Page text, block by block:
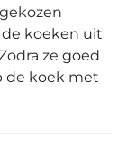
koeken uit
ze goed
de koek met